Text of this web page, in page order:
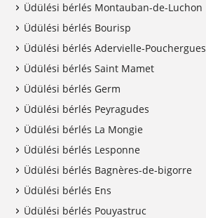
Üdülési bérlés Montauban-de-Luchon
Üdülési bérlés Bourisp
Üdülési bérlés Adervielle-Pouchergues
Üdülési bérlés Saint Mamet
Üdülési bérlés Germ
Üdülési bérlés Peyragudes
Üdülési bérlés La Mongie
Üdülési bérlés Lesponne
Üdülési bérlés Bagnères-de-bigorre
Üdülési bérlés Ens
Üdülési bérlés Pouyastruc